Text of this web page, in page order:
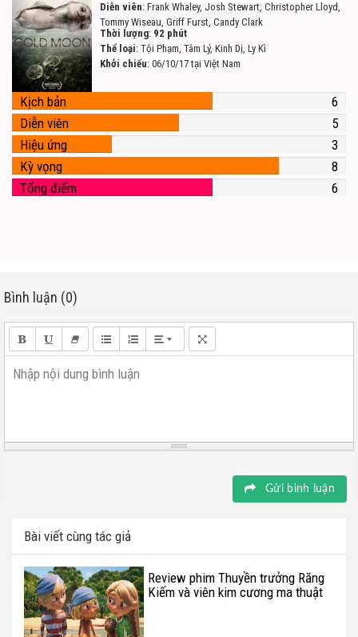
Diễn viên: Frank Whaley, Josh Stewart, Christopher Lloyd,
Tommy Wiseau, Griff Furst, Candy Clark
Thời lượng: 92 phút
Thể loại: Tội Phạm, Tâm Lý, Kinh Dị, Ly Kì
Khởi chiếu: 06/10/17 tại Việt Nam
Kịch bản
6
Diễn viên
5
Hiệu ứng
3
Kỳ vọng
8
Tổng điểm
6
Bình luận (0)
Nhập nội dung bình luận
Gửi bình luận
Bài viết cùng tác giả
Review phim Thuyền trưởng Răng
Kiếm và viên kim cương ma thuật